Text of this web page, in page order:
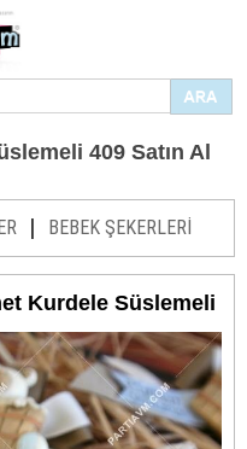
409 Satın Al
| BEBEK ŞEKERLERİ
Kurdele Süslemeli